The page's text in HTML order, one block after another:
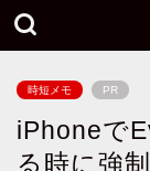
時短メモ PR
iPhoneで
る時に強